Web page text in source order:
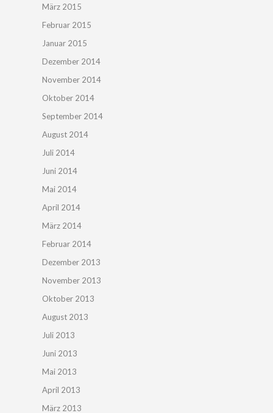
März 2015
Februar 2015
Januar 2015
Dezember 2014
November 2014
Oktober 2014
September 2014
August 2014
Juli 2014
Juni 2014
Mai 2014
April 2014
März 2014
Februar 2014
Dezember 2013
November 2013
Oktober 2013
August 2013
Juli 2013
Juni 2013
Mai 2013
April 2013
März 2013